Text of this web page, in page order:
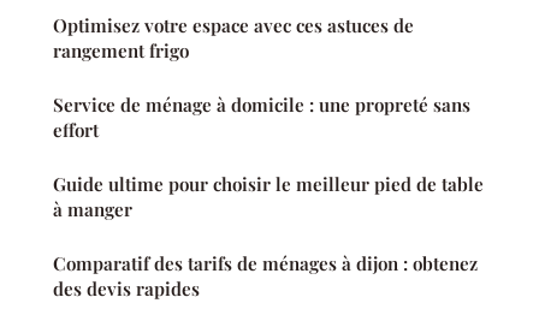
Optimisez votre espace avec ces astuces de
rangement frigo
Service de ménage à domicile : une propreté sans
effort
Guide ultime pour choisir le meilleur pied de table
à manger
Comparatif des tarifs de ménages à dijon : obtenez
des devis rapides